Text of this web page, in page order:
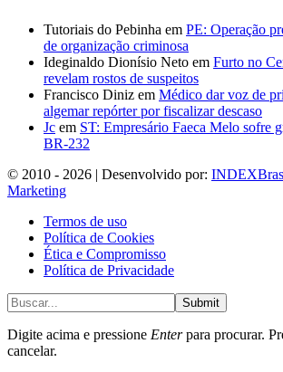
Tutoriais do Pebinha em PE: Operação
de organização criminosa
Ideginaldo Dionísio Neto em Furto no
revelam rostos de suspeitos
Francisco Diniz em Médico dar voz de
algemar repórter por fiscalizar descaso
Jc em ST: Empresário Faeca Melo sofre
BR-232
© 2010 - 2026 | Desenvolvido por:
Marketing
Termos de uso
Política de Cookies
Ética e Compromisso
Política de Privacidade
Submit
Digite acima e pressione Enterpara procurar.
cancelar.